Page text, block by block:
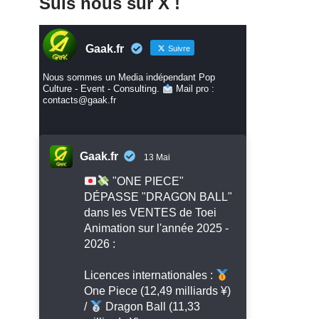
Gaak.fr Suivre
Nous sommes un Media indépendant Pop
Culture - Event - Consulting.
Mail pro :
contacts@gaak.fr
Gaak.fr 13 Mai
"ONE PIECE"
DÉPASSE "DRAGON BALL"
dans les VENTES de Toei
Animation sur l'année 2025 -
2026 :
Licences internationales :
One Piece (12,49 milliards ¥)
/
Dragon Ball (11,33